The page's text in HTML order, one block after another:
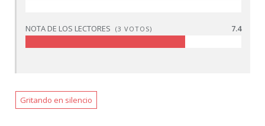
NOTA DE LOS LECTORES (3 VOTOS) 7.4
Gritando en silencio